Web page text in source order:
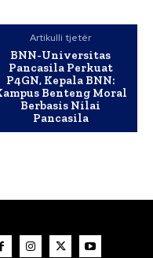
Artikulli tjetër
BNN-Universitas
Pancasila Perkuat
P4GN, Kepala BNN:
Benteng Moral
Berbasis Nilai
Pancasila